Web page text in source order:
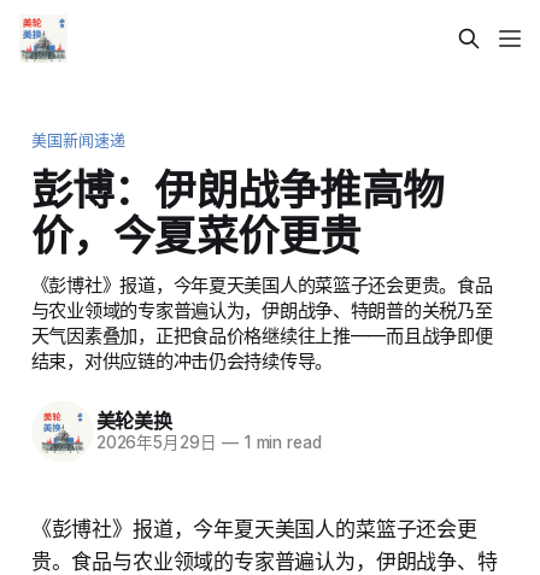
美国新闻速递
彭博：伊朗战争推高物
价，今夏菜价更贵
《彭博社》报道，今年夏天美国人的菜篮子还会更贵。食品
与农业领域的专家普遍认为，伊朗战争、特朗普的关税乃至
天气因素叠加，正把食品价格继续往上推——而且战争即便
结束，对供应链的冲击仍会持续传导。
美轮美换
2026年5月29日 —1 min read
《彭博社》报道，今年夏天美国人的菜篮子还会更
贵。食品与农业领域的专家普遍认为，伊朗战争、特